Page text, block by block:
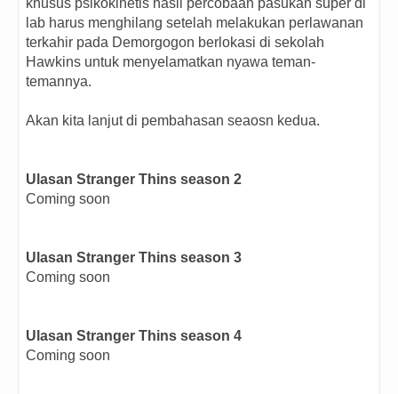
lab harus menghilang setelah melakukan perlawanan
terkahir pada Demorgogon berlokasi di sekolah
Hawkins untuk menyelamatkan nyawa teman-
temannya.
Akan kita lanjut di pembahasan seaosn kedua.
Ulasan Stranger Thins season 2
Coming soon
Ulasan Stranger Thins season 3
Coming soon
Ulasan Stranger Thins season 4
Coming soon